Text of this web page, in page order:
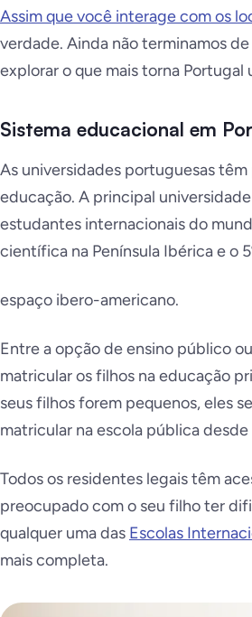
Assim que você interage com os
verdade. Ainda não terminamos
explorar o que mais torna Portugal
Sistema educacional em
As universidades portuguesas
educação. A principal
estudantes internacionais do
científica na Península Ibérica e o
espaço ibero-americano.
Entre a opção de ensino público
matricular os filhos na educação
seus filhos forem pequenos, eles
matricular na escola pública
Todos os residentes legais têm
preocupado com o seu filho ter
qualquer uma das Escolas
mais completa.